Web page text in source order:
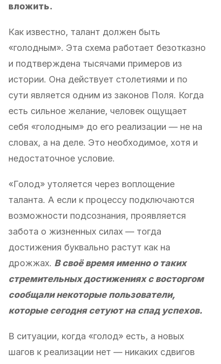
вложить.
Как известно, талант должен быть
«голодным». Эта схема работает безотказно
и подтверждена тысячами примеров из
истории. Она действует столетиями и по
сути является одним из законов Поля. Когда
есть сильное желание, человек ощущает
себя «голодным» до его реализации — не на
словах, а на деле. Это необходимое, хотя и
недостаточное условие.
«Голод» утоляется через воплощение
таланта. А если к процессу подключаются
возможности подсознания, проявляется
забота о жизненных силах — тогда
достижения буквально растут как на
дрожжах. В своё время именно о таких
стремительных достижениях с восторгом
сообщали некоторые пользователи,
которые сегодня сетуют на спад успехов.
В ситуации, когда «голод» есть, а новых
шагов к реализации нет — никаких сдвигов